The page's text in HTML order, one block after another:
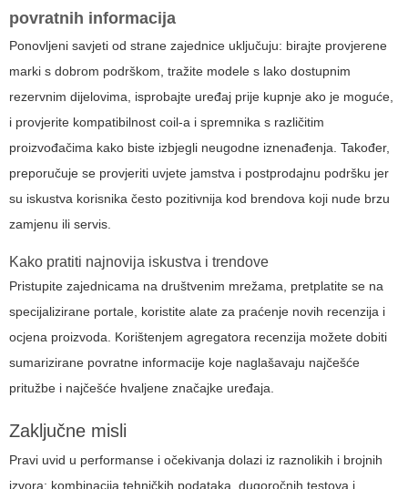
povratnih informacija
Ponovljeni savjeti od strane zajednice uključuju: birajte provjerene
marki s dobrom podrškom, tražite modele s lako dostupnim
rezervnim dijelovima, isprobajte uređaj prije kupnje ako je moguće,
i provjerite kompatibilnost coil-a i spremnika s različitim
proizvođačima kako biste izbjegli neugodne iznenađenja. Također,
preporučuje se provjeriti uvjete jamstva i postprodajnu podršku jer
su iskustva korisnika često pozitivnija kod brendova koji nude brzu
zamjenu ili servis.
Kako pratiti najnovija iskustva i trendove
Pristupite zajednicama na društvenim mrežama, pretplatite se na
specijalizirane portale, koristite alate za praćenje novih recenzija i
ocjena proizvoda. Korištenjem agregatora recenzija možete dobiti
sumarizirane povratne informacije koje naglašavaju najčešće
pritužbe i najčešće hvaljene značajke uređaja.
Zaključne misli
Pravi uvid u performanse i očekivanja dolazi iz raznolikih i brojnih
izvora; kombinacija tehničkih podataka, dugoročnih testova i